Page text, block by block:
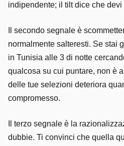
indipendente; il tilt dice che
Il secondo segnale è
normalmente salteresti. Se stai
in Tunisia alle 3 di notte
qualcosa su cui puntare, non è
delle tue selezioni deteriora
compromesso.
Il terzo segnale è la
dubbie. Ti convinci che quella